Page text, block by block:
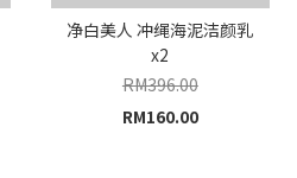
净白美人 冲绳海泥洁颜乳
x2
RM396.00
RM160.00